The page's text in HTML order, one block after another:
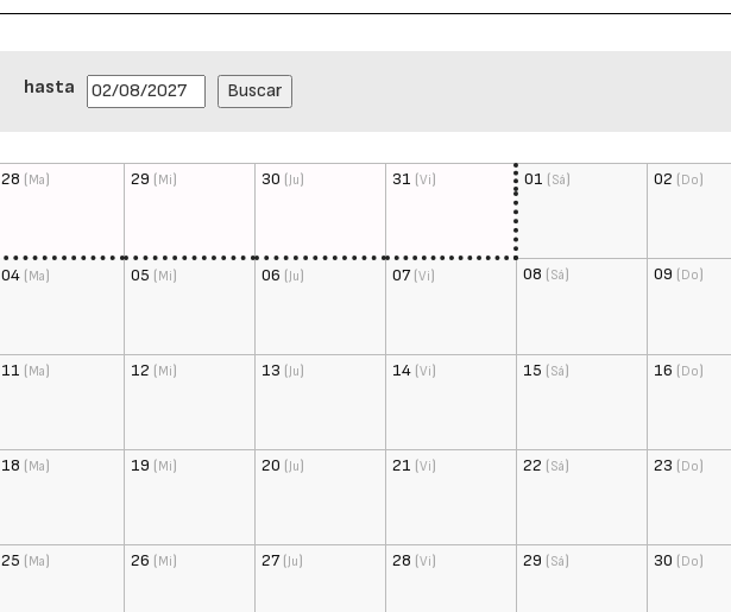
hasta
28 (Ma) 29 (Mi) 30 (Ju) 31 (Vi) 01 (Sá) 02 (Do)
04 (Ma) 05 (Mi) 06 (Ju) 07(Vi) 08 (Sá) 09 (Do)
11 (Ma) 12 (Mi) 13 (Ju) 14 (Vi) 15 (Sá) 16 (Do)
18 (Ma) 19 (Mi) 20 (Ju) 21 (Vi) 22 (Sá) 23 (Do)
25 (Ma) 26 (Mi) 27(Ju) 28 (Vi) 29 (Sá) 30 (Do)